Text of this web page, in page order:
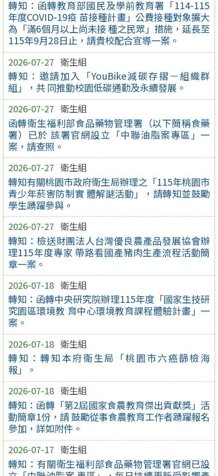
轉知：函轉教育部國民及學前教育署「114-115
年度COVID-19疫 苗接種計畫」公費接種對象擴大
為「滿6個月以上尚未接 種之民眾」措施，延長至
115年9月28日止，請貴校配合宣導一案。
2026-07-27 衛生組
轉知：邀請加入「YouBike減碳存摺－組織群
組」，共 同推動校園低碳通勤及永續發展。
2026-07-27 衛生組
函轉衛生福利部食品藥物管理署（以下簡稱食藥
署）已於 該署官網設立「中聯油脂案專區」一
案，請查照。
2026-07-27 衛生組
轉知有關桃園市政府衛生局辦理之「115年桃園市
青少年菸害防制實 體解謎活動」，請轉知並鼓勵
學生踴躍參與。
2026-07-27 衛生組
轉知：檢送財團法人台灣優良農產品發展協會辦
理115年度專家 帶路看國產豬肉生產流程活動簡
章一案。
2026-07-18 衛生組
轉知：函轉中央研究院辦理115年度「國家生技研
究園區環境教 育中心環境教育課程體驗計畫」一
案。
2026-07-18 衛生組
轉知：轉知本府衛生局「桃園市六癌篩檢海
報」。
2026-07-18 衛生組
轉知：函轉「第2屆國家食農教育傑出貢獻獎」活
動簡章1份，請 鼓勵從事食農教育工作者踴躍報名
參加，詳如附件。
2026-07-17 衛生組
轉知：有關衛生福利部食品藥物管理署官網已設